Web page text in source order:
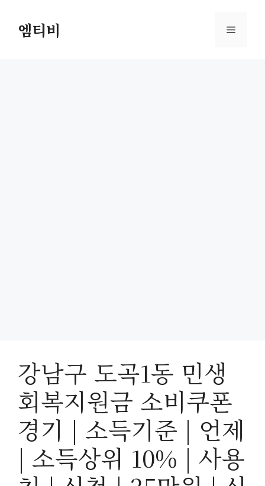
엠티비 메
강남구 도곡1동 민생
회복지원금 소비쿠폰
경기 | 소득기준 | 언제
| 소득상위 10% | 사용